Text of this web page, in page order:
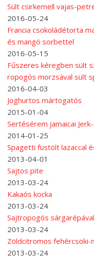
Sült csirkemell vajas-
2016-05-24
Francia csokoládétorta
és mangó sorbettel
2016-05-15
Fűszeres kéregben sült
ropogós morzsával sült
2016-04-03
Joghurtos mártogatós
2015-01-04
Sertésérem jamaicai
2014-01-25
Spagetti füstölt lazaccal
2013-04-01
Sajtos pite
2013-03-24
Kakaós kocka
2013-03-24
Sajtropogós sárgarépával
2013-03-24
Zöldcitromos fehércsoki-
2013-03-24